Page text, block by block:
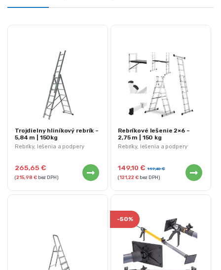
Rebríky, lešenia a podpery
Trojdielny hliníkový rebrík –
5,84 m | 150kg
265,65€
(215,98 €bez DPH)
Rebríky, lešenia a podpery
Rebríkové lešenie 2×6 –
2,75 m | 150 kg
149,10€ 197,40€
(121,22 €bez DPH)
-50%